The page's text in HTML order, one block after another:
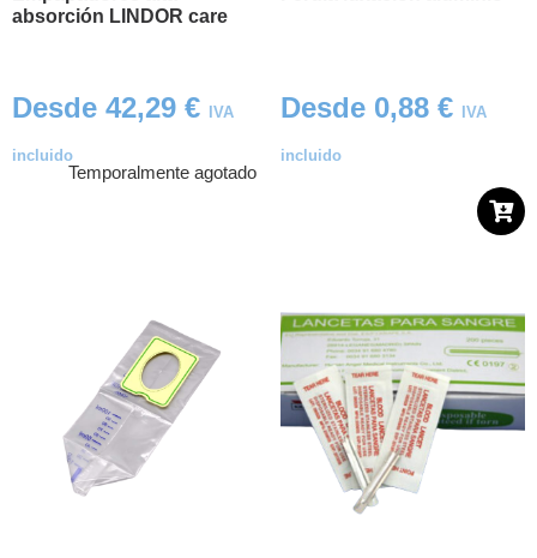
absorción LINDOR care
Desde 42,29 € IVA
incluido
Temporalmente agotado
Desde 0,88 € IVA
incluido